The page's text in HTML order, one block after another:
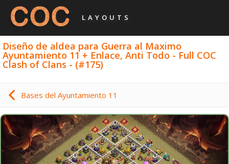
LAYOUTS
Diseño de aldea para Guerra al Maximo
Ayuntamiento 11 + Enlace, Anti Todo - Full COC
Clash of Clans - (#175)
Bases del Ayuntamiento 11